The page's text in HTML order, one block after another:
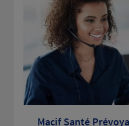
Macif Santé